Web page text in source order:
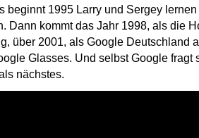
beginnt 1995 Larry und Sergey
Dann kommt das Jahr 1998, als die
über 2001, als Google Deutschland
Glasses. Und selbst Google fragt
nächstes.